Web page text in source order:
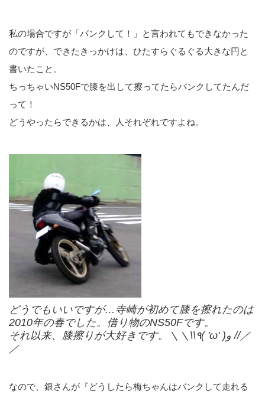
私の場合ですが「バンクして！」と言われてもできなかった
のですが、できたきっかけは、ひたすらぐるぐる大きな円と
書いたこと。
ちっちゃいNS50Fで膝を出して擦ってたらバンクしてたんだ
って！
どうやったらできるかは、人それぞれですよね。
どうでもいいですが…寺崎が初めて膝を擦れたのは
2010年の春でした。借り物のNS50Fです。
それ以来、膝擦りが大好きです。＼＼\\٩( 'ω' )و //／
／
なので、銀さんが『どうしたら梅ちゃんはバンクして走れる